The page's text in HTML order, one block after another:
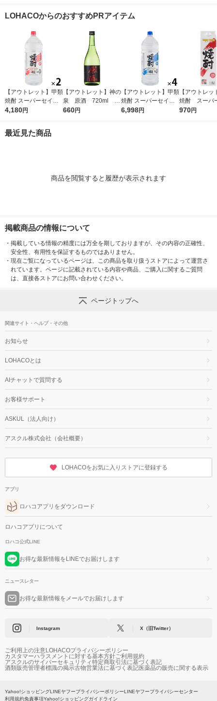
LOHACOからのおすすめPRアイテム
【アウトレット】甲類
焼酎 スーパーセイカ
25度 4L 1セット（2
4,180円
【アウトレット】神の
泉 原酒 720ml 1
本 東亜酒造 日本酒
660円
【アウトレット】甲類
焼酎 スーパーセイカ
20度 4L 1セット（1本
6,998円
【アウトレッ
焼酎 スーパ
25度 1.8L
970円
最近見た商品
商品を閲覧すると履歴が表示されます
掲載商品の情報について
・ 掲載している情報の精度には万全を期しておりますが、その内容の正確性、
安全性、有用性を保証するものではありません。
・ 現在ご覧になっているページは、この商品を取り扱うストアによって運営さ
れています。ページに記載されている内容や商品、ご購入に関するご質問
は、直接各ストアにお問い合わせください。
ページトップへ
関連サイト・ヘルプ・その他
お知らせ
LOHACOとは
AIチャットで質問する
お客様サポート
ASKUL（法人向け）
アスクル株式会社（会社概要）
LOHACOをお気に入りストアに登録する
アプリ
ロハコアプリをダウンロード
ロハコアプリについて
ロハコ公式LINE
お得な最新情報をLINEでお届けします
ニュースレター
お得な最新情報をメールでお届けします
Instagram X（旧Twitter）
ご利用上の注意LOHACOプライバシーポリシー
カスタマーハラスメントに対する基本方針ご利用規約
アスクルのサイバーセキュリティ特定商取引法に基づく表記
酒類販売管理者標識の掲示古物営業法に基づく表記医薬品の販売に関する表示
Yahoo!ショッピングLINEヤフープライバシーポリシーLINEヤフープライバシーセンター
利用規約免責事項Yahoo!ショッピングガイドライン